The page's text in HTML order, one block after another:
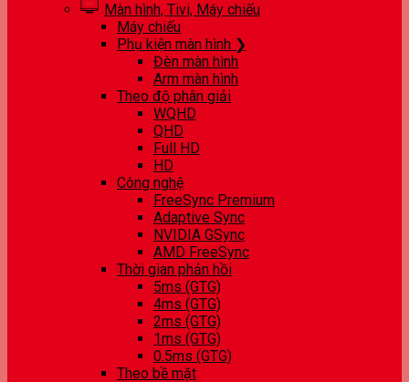
Màn hình, Tivi, Máy chiếu
Máy chiếu
Phụ kiện màn hình ❯
Đèn màn hình
Arm màn hình
Theo độ phân giải
WQHD
QHD
Full HD
HD
Công nghệ
FreeSync Premium
Adaptive Sync
NVIDIA GSync
AMD FreeSync
Thời gian phản hồi
5ms (GTG)
4ms (GTG)
2ms (GTG)
1ms (GTG)
0.5ms (GTG)
Theo bề mặt